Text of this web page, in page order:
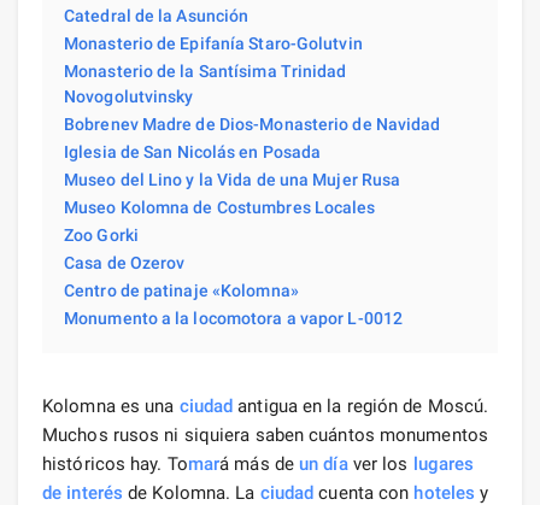
Catedral de la Asunción
Monasterio de Epifanía Staro-Golutvin
Monasterio de la Santísima Trinidad
Novogolutvinsky
Bobrenev Madre de Dios-Monasterio de Navidad
Iglesia de San Nicolás en Posada
Museo del Lino y la Vida de una Mujer Rusa
Museo Kolomna de Costumbres Locales
Zoo Gorki
Casa de Ozerov
Centro de patinaje «Kolomna»
Monumento a la locomotora a vapor L-0012
Kolomna es una ciudad antigua en la región de Moscú.
Muchos rusos ni siquiera saben cuántos monumentos
históricos hay. Tomará más deun díaver los lugares
de interés de Kolomna. La ciudad cuenta con hoteles y